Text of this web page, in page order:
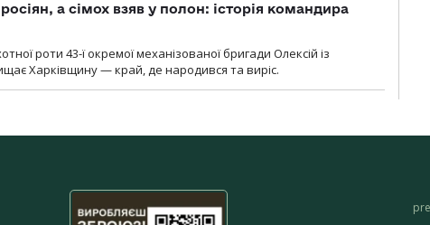
а сімох взяв у полон: історія командира
роти 43-ї окремої механізованої бригади Олексій із
Харківщину — край, де народився та виріс.